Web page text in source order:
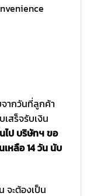
จากวันที่ลูกค้า
สร็จรับเงิน
ไป บริษัทฯ ขอ
เหลือ 14 วัน นับ
จะต้องเป็น